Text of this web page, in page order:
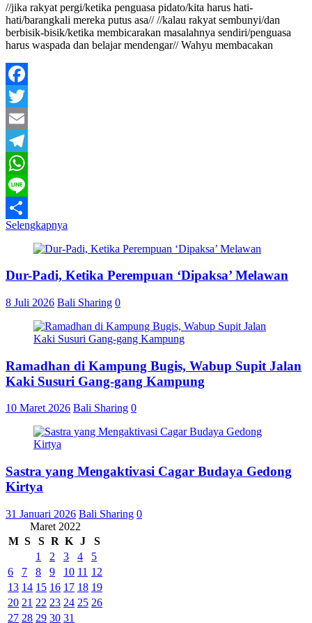
//jika rakyat pergi/ketika penguasa pidato/kita harus hati-
hati/barangkali mereka putus asa// //kalau rakyat sembunyi/dan
berbisik-bisik/ketika membicarakan masalahnya sendiri/penguasa
harus waspada dan belajar mendengar// Wahyu membacakan
Facebook
Twitter
Email
Telegram
WhatsApp
Line
Share
Selengkapnya
Dur-Padi, Ketika Perempuan ‘Dipaksa’ Melawan
8 Juli 2026 Bali Sharing 0
Ramadhan di Kampung Bugis, Wabup Supit Jalan
Kaki Susuri Gang-gang Kampung
10 Maret 2026 Bali Sharing 0
Sastra yang Mengaktivasi Cagar Budaya Gedong
Kirtya
31 Januari 2026 Bali Sharing 0
Maret 2022
M S S R K J
S
1
2 3 4
5
6
7 8 9 10 11 12
13 14 15 16 17 18 19
20 21 22 23 24 25 26
27 28 29 30 31